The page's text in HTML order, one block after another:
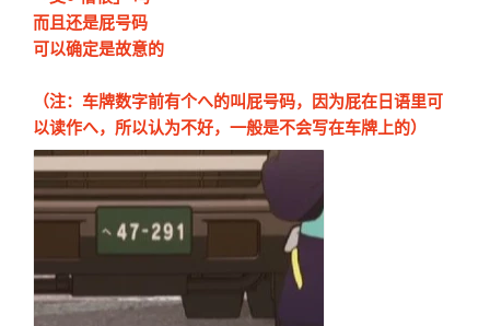
而且还是屁号码
可以确定是故意的
（注：车牌数字前有个へ的叫屁号码，因为屁在日语里可
以读作へ，所以认为不好，一般是不会写在车牌上的）